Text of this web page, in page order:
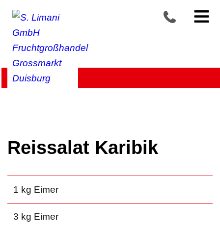
Produkte >Convenience
Reissalat Karibik
1 kg Eimer
3 kg Eimer